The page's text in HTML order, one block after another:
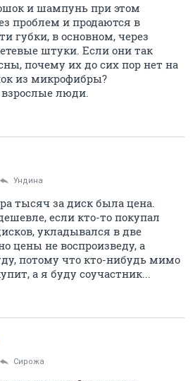
и шампунь при этом
проблем и продаются в
губки, в основном, через
штуки. Если они так
почему их до сих пор нет на
из микрофибры?
взрослые люди.
Ундинa
тысяч за диск была цена.
если кто-то покупал
укладывался в две
цены не воспроизведу, а
потому что кто-нибудь мимо
а я буду соучастник...
Сирожа